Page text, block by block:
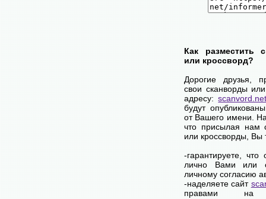
Как разместить
или кроссворд?
Дорогие друзья,
свои сканворды
адресу:
будут
от Вашего имени.
что присылая нам
или кроссворды,
-гарантируете, что
лично Вами или
личному согласию
-наделяете сайт
правами на